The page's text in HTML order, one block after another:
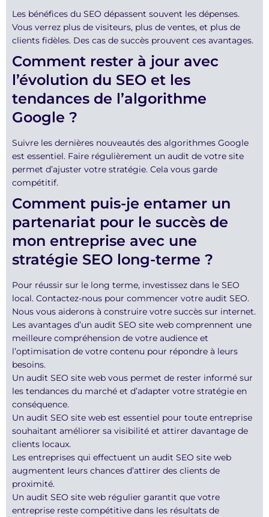
Les bénéfices du SEO dépassent souvent les dépenses.
Vous verrez plus de visiteurs, plus de ventes, et plus de
clients fidèles. Des cas de succès prouvent ces avantages.
Comment rester à jour avec
l’évolution du SEO et les
tendances de l’algorithme
Google ?
Suivre les dernières nouveautés des algorithmes Google
est essentiel. Faire régulièrement un audit de votre site
permet d’ajuster votre stratégie. Cela vous garde
compétitif.
Comment puis-je entamer un
partenariat pour le succès de
mon entreprise avec une
stratégie SEO long-terme ?
Pour réussir sur le long terme, investissez dans le SEO
local. Contactez-nous pour commencer votre audit SEO.
Nous vous aiderons à construire votre succès sur internet.
Les avantages d’un audit SEO site web comprennent une
meilleure compréhension de votre audience et
l’optimisation de votre contenu pour répondre à leurs
besoins.
Un audit SEO site web vous permet de rester informé sur
les tendances du marché et d’adapter votre stratégie en
conséquence.
Un audit SEO site web est essentiel pour toute entreprise
souhaitant améliorer sa visibilité et attirer davantage de
clients locaux.
Les entreprises qui effectuent un audit SEO site web
augmentent leurs chances d’attirer des clients de
proximité.
Un audit SEO site web régulier garantit que votre
entreprise reste compétitive dans les résultats de